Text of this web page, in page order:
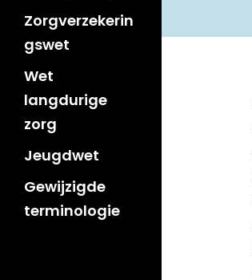
Zorgverzekerin
gswet
Wet
langdurige
zorg
Jeugdwet
Gewijzigde
terminologie